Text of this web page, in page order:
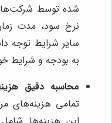
شده توسط
نرخ سود، مدت
سایر شرایط توجه
به بودجه و شرایط
محاسبه دقیق
تمامی هزینه‌های